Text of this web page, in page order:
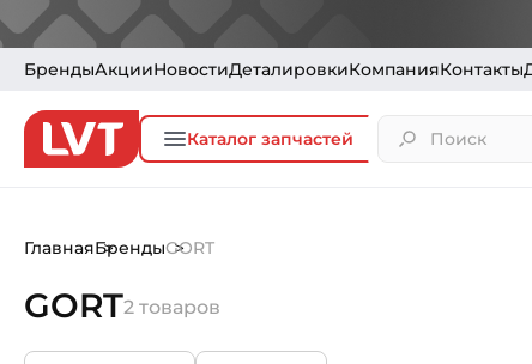
БрендыАкцииНовостиДеталировкиКомпанияКонтакты
Каталог запчастей
ГлавнаяБрендыGORT
GORT2 товаров